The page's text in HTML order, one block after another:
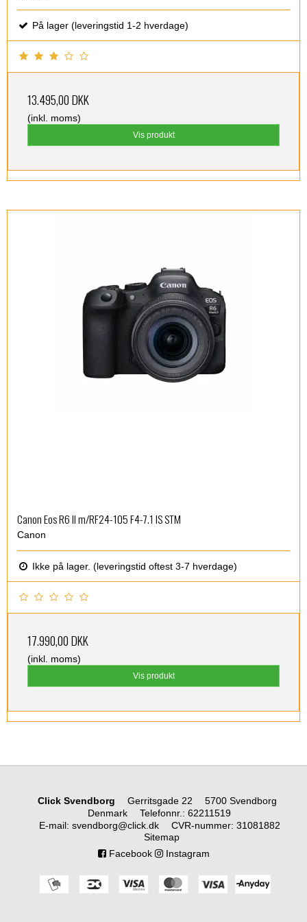
På lager (leveringstid 1-2 hverdage)
13.495,00 DKK
(inkl. moms)
Vis produkt
Canon Eos R6 II m/RF24-105 F4-7.1 IS STM
Canon
Ikke på lager. (leveringstid oftest 3-7 hverdage)
17.990,00 DKK
(inkl. moms)
Vis produkt
Click Svendborg Gerritsgade 22
5700 Svendborg
Denmark
Telefonnr. : 62211519
E-mail: svendborg@click.dk CVR-nummer: 31081882
Sitemap
Facebook
Instagram